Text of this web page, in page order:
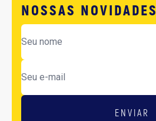
NOSSAS NOVIDADES
ENVIAR